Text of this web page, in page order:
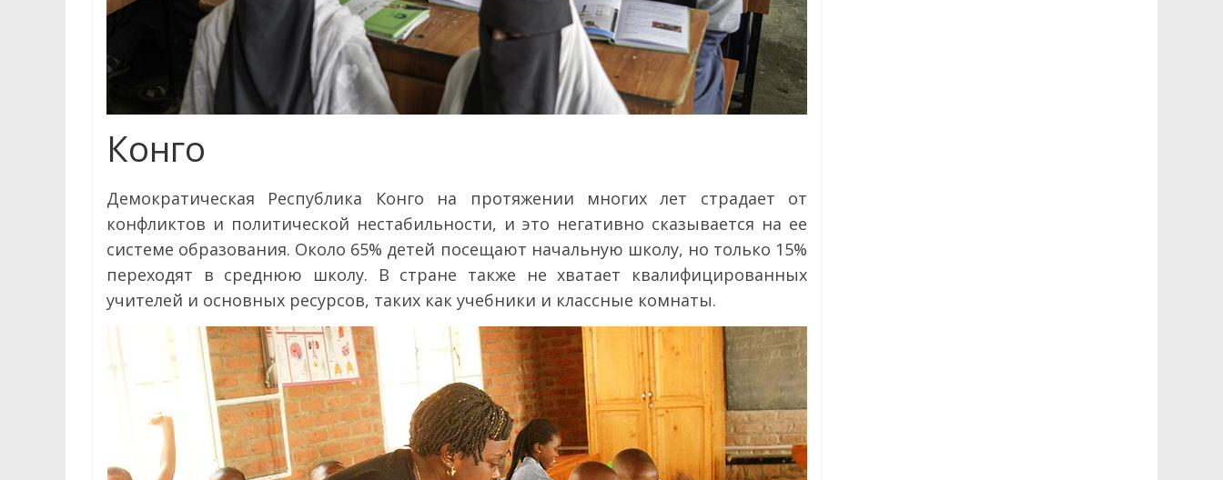
Конго
Демократическая Республика Конго на протяжении многих лет страдает от
конфликтов и политической нестабильности, и это негативно сказывается на ее
системе образования. Около 65% детей посещают начальную школу, но только 15%
переходят в среднюю школу. В стране также не хватает квалифицированных
учителей и основных ресурсов, таких как учебники и классные комнаты.